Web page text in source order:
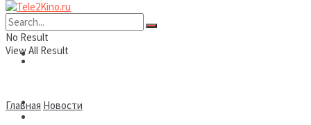
Рецензии/трейлеры
Рецензии/трейлеры
Шоу бизнес
No Result
View All Result
Главная Новости